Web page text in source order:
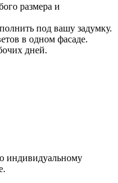
размера и
под вашу задумку.
в одном фасаде.
дней.
индивидуальному